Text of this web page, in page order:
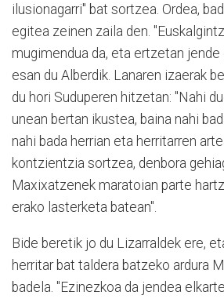
ilusionagarri" bat sortzea. Ordea,
egitea zeinen zaila den.
mugimendua da, eta ertzetan jende
esan du Alberdik. Lanaren izaerak
du hori Suduperen hitzetan: "Nahi
unean bertan ikustea, baina nahi
nahi bada herrian eta herritarren
kontzientzia sortzea, denbora
Maxixatzenek maratoian parte
erako lasterketa batean".
Bide beretik jo du Lizarraldek ere,
herritar bat taldera batzeko ardura
badela. "Ezinezkoa da jendea